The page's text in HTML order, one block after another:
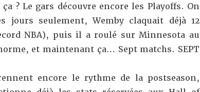
? Le gars découvre encore les Playoffs. On
jours seulement,Wemby claquait déjà 12
NBA), puisil a roulé sur Minnesota au
, et maintenant ça… Sept matchs. SEPT
encore le rythme de la postseason,